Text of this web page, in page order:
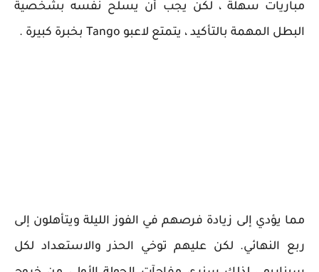
مباريات سهلة ، لكن يجب أن يسلح نفسه بشخصية
البطل المهمة بالتأكيد ، يتمتع لاعبو Tango بخبرة كبيرة .
مما يؤدي إلى زيادة فرصهم في الفوز الليلة ويتأهلون إلى
ربع النهائي. لكن عليهم توخي الحذر والاستعداد لكل